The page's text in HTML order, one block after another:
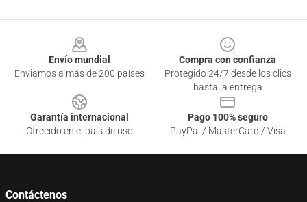
Envío mundial
Enviamos a más de 200 países
Compra con confianza
Protegido 24/7 desde los clics
hasta la entrega
Garantía internacional
Ofrecido en el país de uso
Pago 100% seguro
PayPal / MasterCard / Visa
Contáctenos